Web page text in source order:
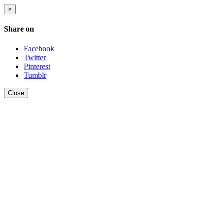
×
Share on
Facebook
Twitter
Pinterest
Tumblr
Close